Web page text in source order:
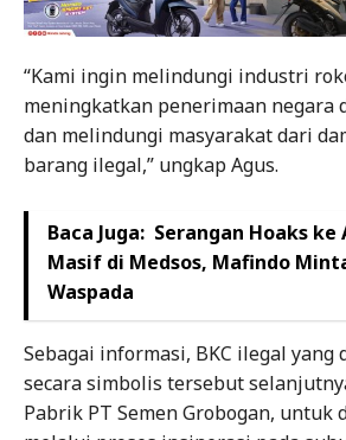
“Kami ingin melindungi industri
meningkatkan penerimaan negara
dan melindungi masyarakat dari
barang ilegal,” ungkap Agus.
Baca Juga: Serangan Hoaks
Masif di Medsos, Mafindo
Waspada
Sebagai informasi, BKC ilegal yang
secara simbolis tersebut
Pabrik PT Semen Grobogan, untuk